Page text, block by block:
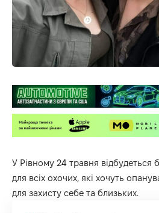
У Рівному 24 травня відбудеться
для всіх охочих, які хочуть
для захисту себе та близьких.